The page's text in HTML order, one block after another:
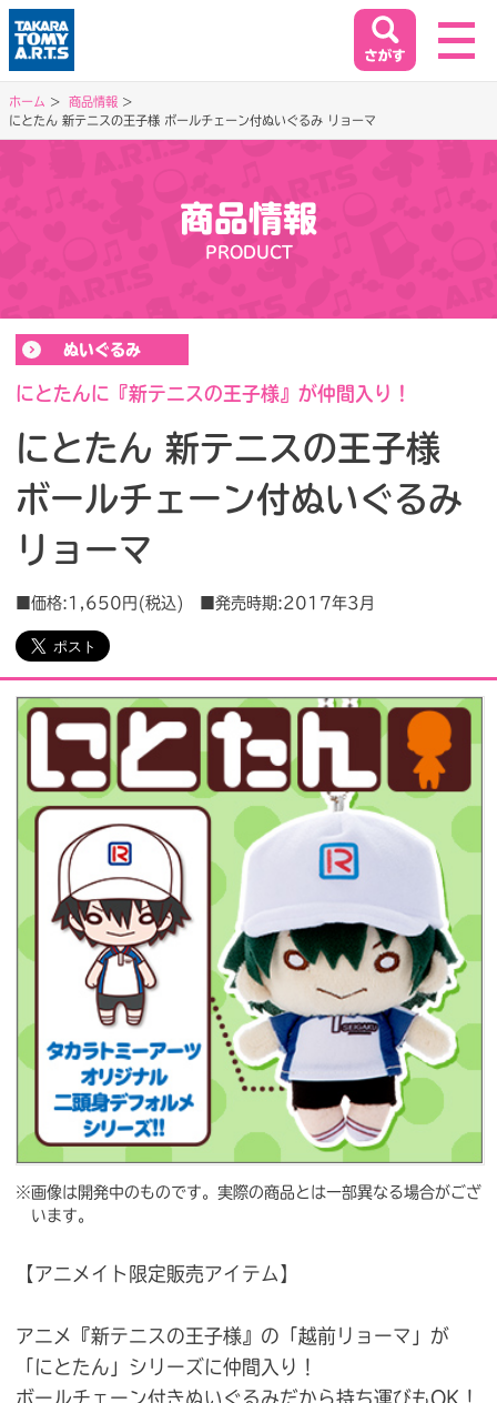
ホーム
イベント&キャンペーン
EVENT&CAMPAIGN
お客様相談室
会社情報
プレスリリース
ビジネスのお客様
閉じる
閉じる
ホーム
商品情報
にとたん 新テニスの王子様 ボールチェーン付ぬいぐるみ リョーマ
商品情報
PRODUCT
ぬいぐるみ
にとたんに『新テニスの王子様』が仲間入り！
にとたん 新テニスの王子様
ボールチェーン付ぬいぐるみ
リョーマ
■価格:1,650円(税込) ■発売時期:2017年3月
※画像は開発中のものです。実際の商品とは一部異なる場合がござ
います。
【アニメイト限定販売アイテム】
アニメ『新テニスの王子様』の「越前リョーマ」が
「にとたん」シリーズに仲間入り！
ボールチェーン付きぬいぐるみだから持ち運びもOK！